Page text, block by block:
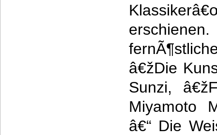
â€žDie
Sunzi,
Miyamoto
â€“ Die